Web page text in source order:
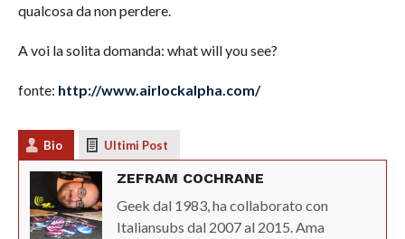
qualcosa da non perdere.
A voi la solita domanda: what will you see?
fonte: http://www.airlockalpha.com/
Bio Ultimi Post
ZEFRAM COCHRANE
Geek dal 1983, ha collaborato con
Italiansubs dal 2007 al 2015. Ama